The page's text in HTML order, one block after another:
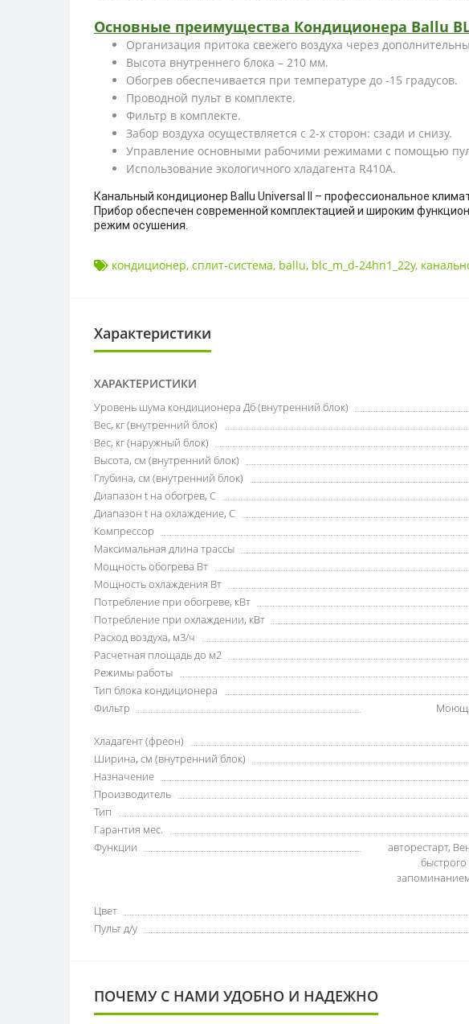
Основные преимущества Кондиционера Ballu
Организация притока свежего воздуха через
Высота внутреннего блока – 210 мм.
Обогрев обеспечивается при температуре до -15 градусов.
Проводной пульт в комплекте.
Фильтр в комплекте.
Забор воздуха осуществляется с 2-х сторон: сзади и снизу.
Управление основными рабочими режимами с помощью
Использование экологичного хладагента R410A.
Канальный кондиционер Ballu Universal II – профессиональное
Прибор обеспечен современной комплектацией и широким
режим осушения.
кондиционер, сплит-система, ballu, blc_m_d-24hn1_22y,
Характеристики
ХАРАКТЕРИСТИКИ
Уровень шума кондиционера Дб (внутренний блок)
Вес, кг (внутренний блок)
Вес, кг (наружный блок)
Высота, см (внутренний блок)
Глубина, см (внутренний блок)
Диапазон t на обогрев, С
Диапазон t на охлаждение, С
Компрессор
Максимальная длина трассы
Мощность обогрева Вт
Мощность охлаждения Вт
Потребление при обогреве, кВт
Потребление при охлаждении, кВт
Расход воздуха, м3/ч
Расчетная площадь до м2
Режимы работы
Тип блока кондиционера
Фильтр
Хладагент (фреон)
Ширина, см (внутренний блок)
Назначение
Производитель
Тип
Гарантия мес.
Функции
авторестарт,
Цвет
Пульт д/у
ПОЧЕМУ С НАМИ УДОБНО И НАДЕЖНО